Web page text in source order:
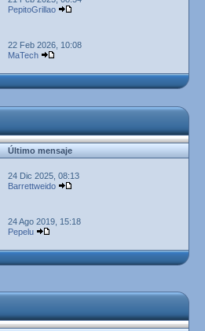
PepitoGrillao
22 Feb 2026, 10:08
MaTech
Último mensaje
24 Dic 2025, 08:13
Barrettweido
24 Ago 2019, 15:18
Pepelu